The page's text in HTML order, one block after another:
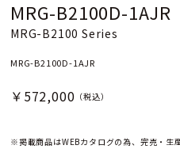
MRG-B2100D-1AJR
MRG-B2100 Series
MRG-B2100D-1AJR
￥572,000 （税込）
※掲載商品はWEBカタログの為、完売・生